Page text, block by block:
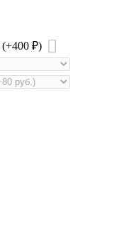
(+400 ₽)